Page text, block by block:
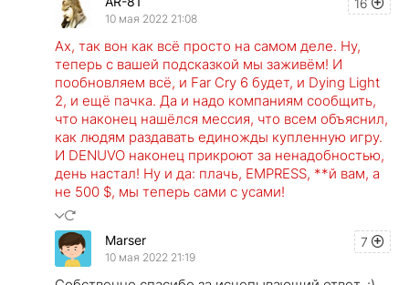
10 мая 2022 21:08
Ах, так вон как всё просто на самом деле. Ну,
теперь с вашей подсказкой мы заживём! И
пообновляем всё, и Far Cry 6 будет, и Dying Light
2, и ещё пачка. Да и надо компаниям сообщить,
что наконец нашёлся мессия, что всем объяснил,
как людям раздавать единожды купленную игру.
И DENUVO наконец прикроют за ненадобностью,
день настал! Ну и да: плачь, EMPRESS, **й вам, а
не 500 $, мы теперь сами с усами!
7
Marser
10 мая 2022 21:19